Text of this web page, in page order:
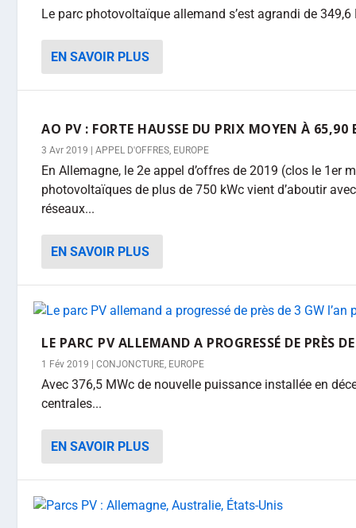
Le parc photovoltaïque allemand s’est agrandi de
EN SAVOIR PLUS
AO PV : FORTE HAUSSE DU PRIX MOYEN À
3 Avr 2019 |APPEL D'OFFRES, EUROPE
En Allemagne, le 2e appel d’offres de 2019 (clos le 1er
photovoltaïques de plus de 750 kWc vient d’aboutir
réseaux...
EN SAVOIR PLUS
LE PARC PV ALLEMAND A PROGRESSÉ DE PRÈS
1 Fév 2019 |CONJONCTURE, EUROPE
Avec 376,5 MWc de nouvelle puissance installée en
centrales...
EN SAVOIR PLUS